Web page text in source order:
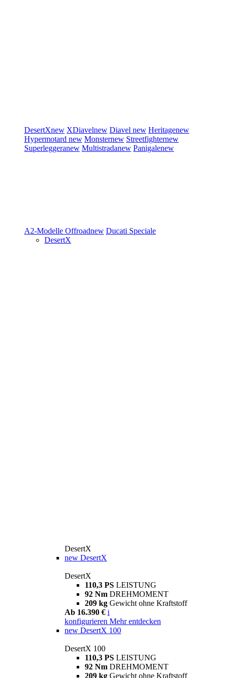
DesertXnew XDiavelnew Diavel new Heritagenew
Hypermotard new Monsternew Streetfighternew
Superleggeranew Multistradanew Panigalenew
A2-Modelle Offroadnew Ducati Speciale
DesertX
DesertX
new DesertX
DesertX
110,3 PS LEISTUNG
92 Nm DREHMOMENT
209 kg Gewicht ohne Kraftstoff
Ab 16.390 € i
konfigurieren Mehr entdecken
new DesertX 100
DesertX 100
110,3 PS LEISTUNG
92 Nm DREHMOMENT
209 kg Gewicht ohne Kraftstoff